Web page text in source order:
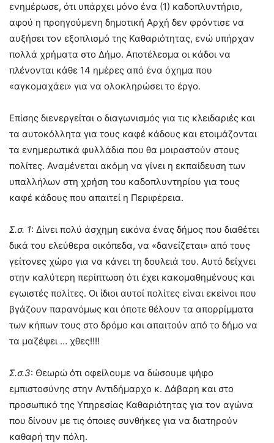
ενημέρωσε, ότι υπάρχει μόνο ένα (1) καδοπλυντήριο,
αφού η προηγούμενη δημοτική Αρχή δεν φρόντισε να
αυξήσει τον εξοπλισμό της Καθαριότητας, ενώ υπήρχαν
πολλά χρήματα στο Δήμο. Αποτέλεσμα οι κάδοι να
πλένονται κάθε 14 ημέρες από ένα όχημα που
«αγκομαχάει» για να ολοκληρώσει το έργο.
Επίσης διενεργείται ο διαγωνισμός για τις κλειδαριές και
τα αυτοκόλλητα για τους καφέ κάδους και ετοιμάζονται
τα ενημερωτικά φυλλάδια που θα μοιραστούν στους
πολίτες. Αναμένεται ακόμη να γίνει η εκπαίδευση των
υπαλλήλων στη χρήση του καδοπλυντηρίου για τους
καφέ κάδους που απαιτεί η Περιφέρεια.
Σ.σ. 1: Δίνει πολύ άσχημη εικόνα ένας δήμος που διαθέτει
δικά του ελεύθερα οικόπεδα, να «δανείζεται» από τους
γείτονες χώρο για να κάνει τη δουλειά του. Αυτό δείχνει
στην καλύτερη περίπτωση ότι έχει κακομαθημένους και
εγωιστές πολίτες. Οι ίδιοι αυτοί πολίτες είναι εκείνοι που
βγάζουν παρανόμως και όποτε θέλουν τα απορρίμματα
των κήπων τους στο δρόμο και απαιτούν από το δήμο να
τα μαζέψει … χθες!!!!
Σ.σ.3: Θεωρώ ότι οφείλουμε να δώσουμε ψήφο
εμπιστοσύνης στην Αντιδήμαρχο κ. Δάβαρη και στο
προσωπικό της Υπηρεσίας Καθαριότητας για τον αγώνα
που δίνουν με τις όποιες συνθήκες για να διατηρούν
καθαρή την πόλη.